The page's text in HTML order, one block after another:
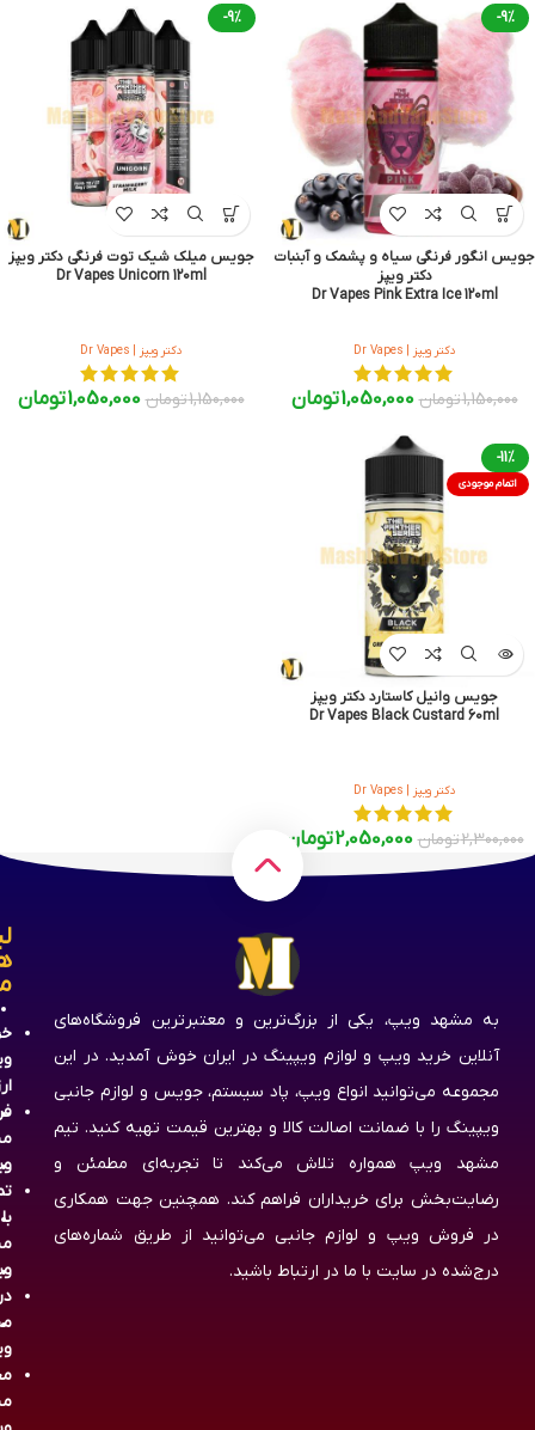
-9%
جویس انگور فرنگی سیاه و پشمک و آبنبات
دکتر ویپز
Dr Vapes Pink Extra Ice 120ml
دکتر ویپز | Dr Vapes
1,150,000تومان 1,050,000تومان
-9%
جویس میلک شیک توت فرنگی دکتر ویپز
Dr Vapes Unicorn 120ml
دکتر ویپز | Dr Vapes
1,150,000تومان 1,050,000تومان
-11%
اتمام موجودی
جویس وانیل کاستارد دکتر ویپز
Dr Vapes Black Custard 60ml
دکتر ویپز | Dr Vapes
2,300,000تومان 2,050,000تومان
به مشهد ویپ، یکی از بزرگ‌ترین و معتبرترین فروشگاه‌های
آنلاین خرید ویپ و لوازم ویپینگ در ایران خوش آمدید. در این
مجموعه می‌توانید انواع ویپ، پاد سیستم، جویس و لوازم جانبی
ویپینگ را با ضمانت اصالت کالا و بهترین قیمت تهیه کنید. تیم
مشهد ویپ همواره تلاش می‌کند تا تجربه‌ای مطمئن و
رضایت‌بخش برای خریداران فراهم کند. همچنین جهت همکاری
در فروش ویپ و لوازم جانبی می‌توانید از طریق شماره‌های
درج‌شده در سایت با ما در ارتباط باشید.
با